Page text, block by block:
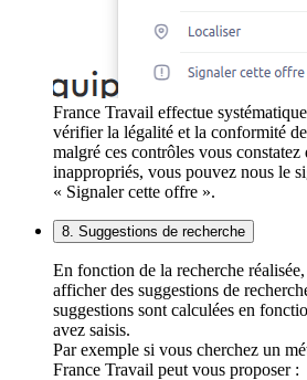
France Travail effectue
vérifier la légalité et la conformité
malgré ces contrôles vous constatez
inappropriés, vous pouvez nous le
« Signaler cette offre ».
8. Suggestions de recherche
En fonction de la recherche
afficher des suggestions de
suggestions sont calculées en
avez saisis.
Par exemple si vous cherchez un
France Travail peut vous proposer :